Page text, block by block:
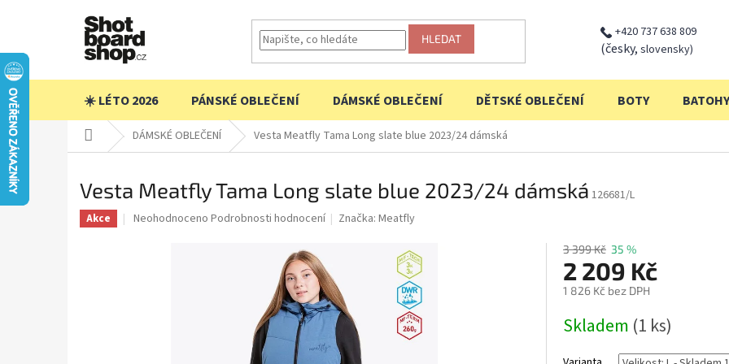
HLEDAT +420 737 638 809
(česky, slovensky)
☀️ LÉTO 2026
PÁNSKÉ OBLEČENÍ DÁMSKÉ OBLEČENÍ DĚTSKÉ OBLEČENÍ BOTY BATOHY
Domů DÁMSKÉ OBLEČENÍ Vesta Meatfly Tama Long slate blue 2023/24 dámská
Vesta Meatfly Tama Long slate blue 2023/24 dámská 126681/L
Akce
Průměrné
Neohodnoceno Podrobnosti hodnocení Značka:Meatfly
3 399 Kč 35 %
2 209 Kč
1 826 Kč bez DPH
cena:
Skladem (1 ks)